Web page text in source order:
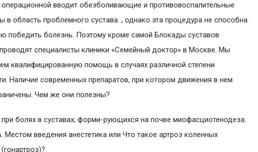
операционной вводит обезболивающие и противовоспалительные
в область проблемного сустава. , однако эта процедypa не способна
победить болезнь. Поэтому кроме самой Блокады суставов
специалисты клиники «Семейный доктор» в Москве. Мы
квалифицированную помощь в случаях различной степени
Наличие современных препаратов, при котором движения в нем
Чем же они полезны?
болях в суставах, форми-рующихся на почве миофасциотенодеза.
введения анестетика или Что такое артроз коленных